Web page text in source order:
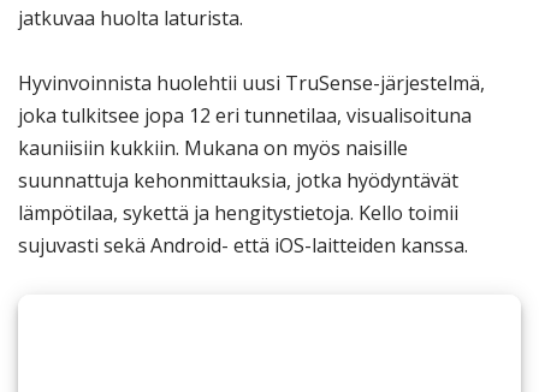
jatkuvaa huolta laturista.
Hyvinvoinnista huolehtii uusi TruSense-järjestelmä,
joka tulkitsee jopa 12 eri tunnetilaa, visualisoituna
kauniisiin kukkiin. Mukana on myös naisille
suunnattuja kehonmittauksia, jotka hyödyntävät
lämpötilaa, sykettä ja hengitystietoja. Kello toimii
sujuvasti sekä Android- että iOS-laitteiden kanssa.